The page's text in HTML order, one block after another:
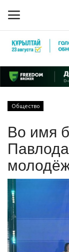
Главная
КАЗАХСТАН
МИР
СПЕЦПРОЕКТЫ
СПОРТ
Общество
Во имя